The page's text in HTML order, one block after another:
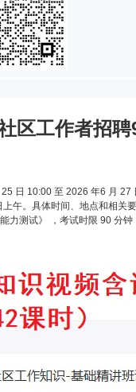
区工作者招聘
日 10:00 至 2026 年6 月
午。具体时间、地点和相关
力测试》 ，考试时限 90 分